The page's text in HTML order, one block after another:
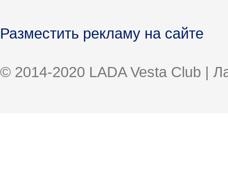
Разместить рекламу на сайте
© 2014-2020 LADA Vesta Club |